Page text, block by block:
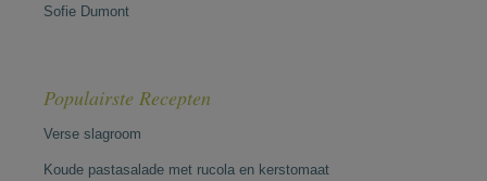
Sofie Dumont
Populairste Recepten
Verse slagroom
Koude pastasalade met rucola en kerstomaat